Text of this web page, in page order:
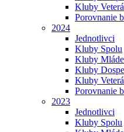
Kluby
Porovnanie
2024
Jednotlivci
Kluby Spolu
Kluby
Kluby
Kluby
Porovnanie
2023
Jednotlivci
Kluby Spolu